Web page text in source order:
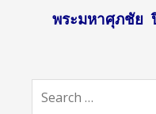
พระมหาศุภชัย